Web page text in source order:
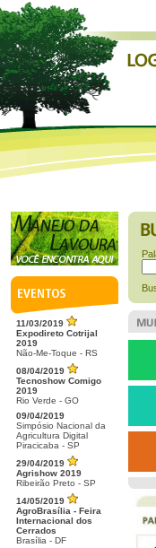
11/03/2019
Expodireto Cotrijal
2019
Não-Me-Toque - RS
08/04/2019
Tecnoshow Comigo
2019
Rio Verde - GO
09/04/2019
Simpósio Nacional da
Agricultura Digital
Piracicaba - SP
29/04/2019
Agrishow 2019
Ribeirão Preto - SP
14/05/2019
AgroBrasília - Feira
Internacional dos
Cerrados
Brasília - DF